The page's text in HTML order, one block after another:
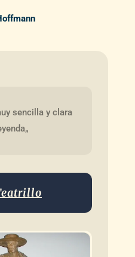
sencilla y clara